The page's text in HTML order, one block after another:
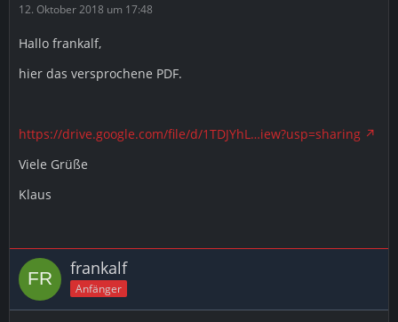
12. Oktober 2018 um 17:48
Hallo frankalf,
hier das versprochene PDF.
https://drive.google.com/file/d/1TDJYhL…iew?usp=sharing
Viele Grüße
Klaus
frankalf
Anfänger